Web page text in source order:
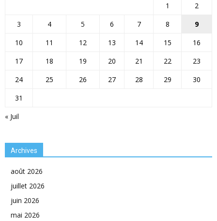
« Juil
1
2
3
4 5 6 7 8
9
10
11 12 13 14 15
16
17
18 19 20 21 22
23
24
25 26 27 28 29
30
31
Archives
août 2026
juillet 2026
juin 2026
mai 2026